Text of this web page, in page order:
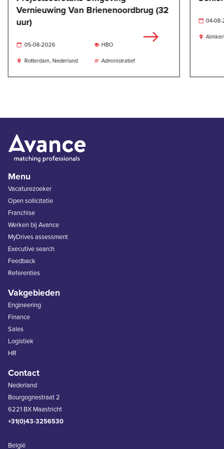
Vernieuwing Van Brienenoordbrug (32
uur)
 05-08-2026  HBO
 Rotterdam, Nederland  Administratief
 04-

Menu
Vacaturezoeker
Open sollicitatie
Franchise
Werken bij Avance
MyDrives assessment
Executive search
Feedback
Referenties
Vakgebieden
Engineering
Finance
Sales
Logistiek
HR
Contact
Nederland
Bourgognestraat 2
6221 BX Maastricht
+31(0)43-3256530
België